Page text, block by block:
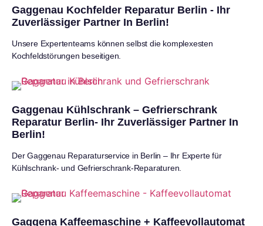
Gaggenau Kochfelder Reparatur Berlin - Ihr
Zuverlässiger Partner In Berlin!
Unsere Expertenteams können selbst die komplexesten
Kochfeldstörungen beseitigen.
Gaggenau Kühlschrank – Gefrierschrank
Reparatur Berlin- Ihr Zuverlässiger Partner In
Berlin!
Der Gaggenau Reparaturservice in Berlin – Ihr Experte für
Kühlschrank- und Gefrierschrank-Reparaturen.
Gaggena Kaffeemaschine + Kaffeevollautomat